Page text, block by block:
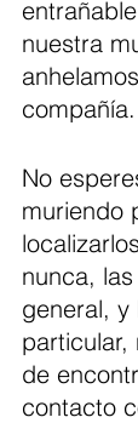
nuestra
compañía.
No
muriendo
nunca,
general, y
particular,
de
contacto